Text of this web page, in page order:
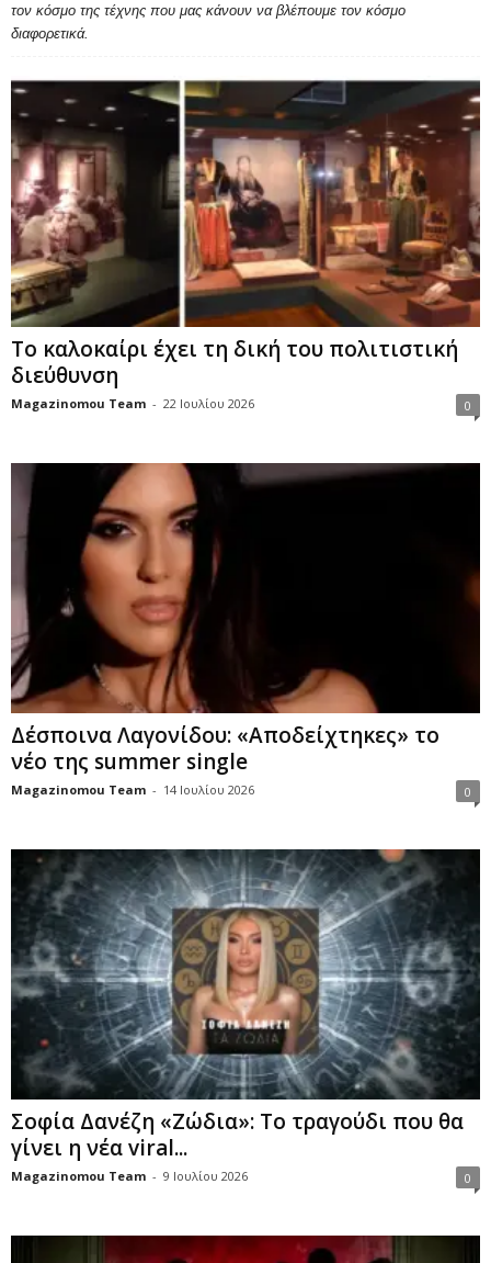
τον κόσμο της τέχνης που μας κάνουν να βλέπουμε τον κόσμο
διαφορετικά.
Το καλοκαίρι έχει τη δική του πολιτιστική
διεύθυνση
Magazinomou Team - 22 Ιουλίου 2026 0
Δέσποινα Λαγονίδου: «Αποδείχτηκες» το
νέο της summer single
Magazinomou Team - 14 Ιουλίου 2026 0
Σοφία Δανέζη «Ζώδια»: Το τραγούδι που θα
γίνει η νέα viral...
Magazinomou Team - 9 Ιουλίου 2026 0